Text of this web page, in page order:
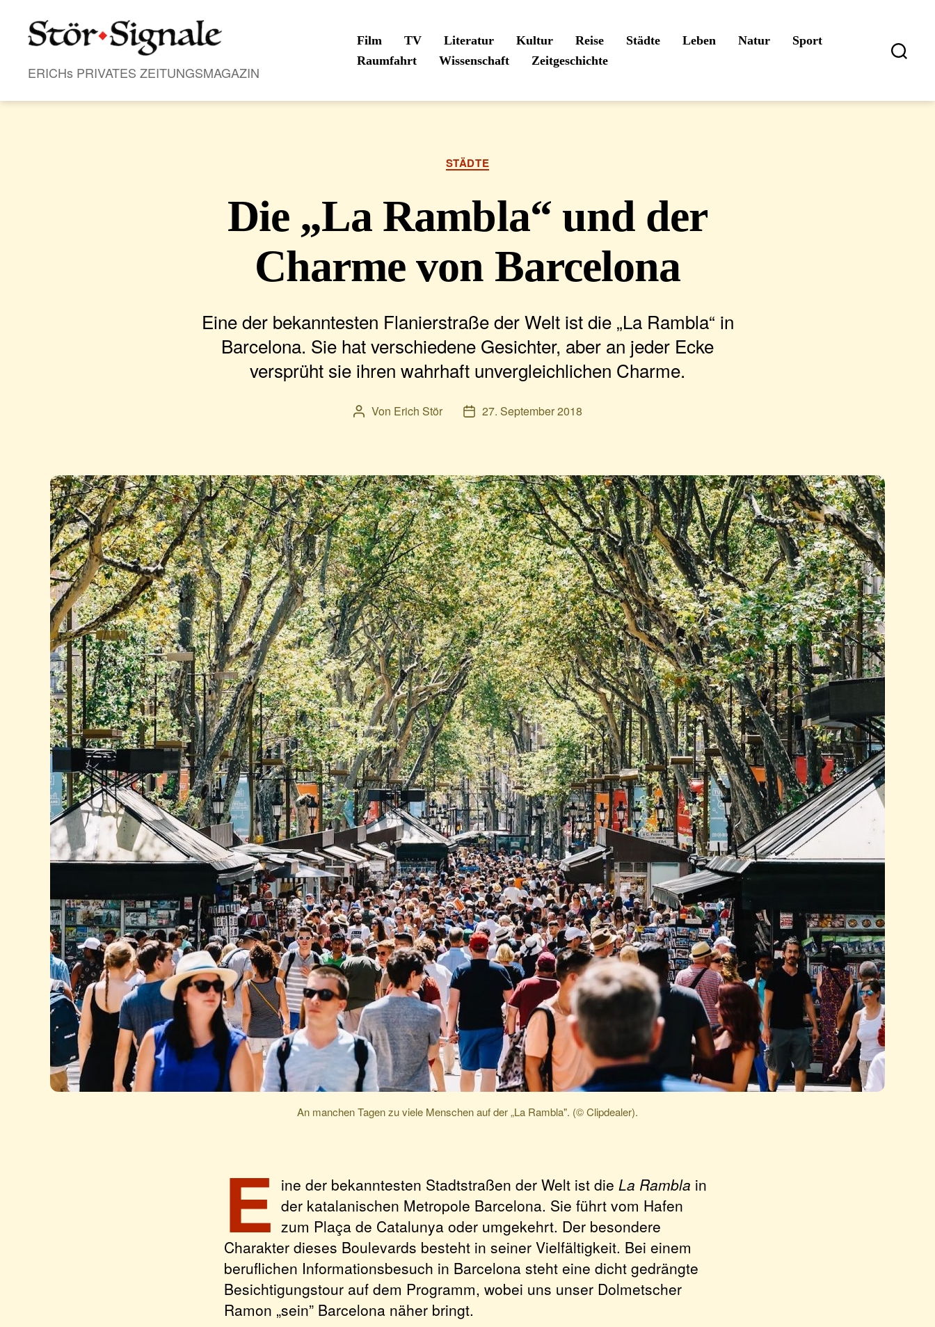
ERICHs PRIVATES ZEITUNGSMAGAZIN
Film TV Literatur Kultur Reise Städte Leben Natur
Sport
Raumfahrt
Wissenschaft Zeitgeschichte
Kategorien
STÄDTE
Die „La Rambla“ und der
Charme von Barcelona
Eine der bekanntesten Flanierstraße der Welt ist die „La Rambla“ in
Barcelona. Sie hat verschiedene Gesichter, aber an jeder Ecke
versprüht sie ihren wahrhaft unvergleichlichen Charme.
Beitragsautor
Von Erich Stör Veröffentlichungsdatum
27. September 2018
An manchen Tagen zu viele Menschen auf der „La Rambla". (© Clipdealer).
E ine der bekanntesten Stadtstraßen der Welt ist die La Rambla in
der katalanischen Metropole Barcelona. Sie führt vom Hafen
zum Plaça de Catalunya oder umgekehrt. Der besondere
Charakter dieses Boulevards besteht in seiner Vielfältigkeit. Bei einem
beruflichen Informationsbesuch in Barcelona steht eine dicht gedrängte
Besichtigungstour auf dem Programm, wobei uns unser Dolmetscher
Ramon „sein” Barcelona näher bringt.